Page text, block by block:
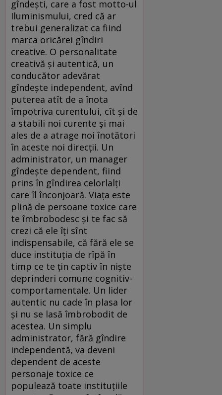
gîndești, care a fost motto-ul
Iluminismului, cred că ar
trebui generalizat ca fiind
marca oricărei gîndiri
creative. O personalitate
creativă și autentică, un
conducător adevărat
gîndește independent, avînd
puterea atît de a înota
împotriva curentului, cît și de
a stabili noi curente și mai
ales de a atrage noi înotători
în aceste noi direcții. Un
administrator, un manager
gîndește dependent, fiind
prins în gîndirea celorlalți
care îl înconjoară. Viața este
plină de persoane toxice care
te îmbrobodesc și te fac să
crezi că ele îți sînt
indispensabile, că fără ele se
duce instituția de rîpă în
timp ce te țin captiv în niște
deprinderi comune cognitiv-
comportamentale. Un lider
autentic nu cade în plasa lor
și nu se lasă îmbrobodit de
acestea. Un simplu
administrator, fără gîndire
independentă, va deveni
dependent de aceste
personaje toxice ce
populează toate instituțiile